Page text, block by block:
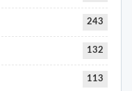
243
132
113